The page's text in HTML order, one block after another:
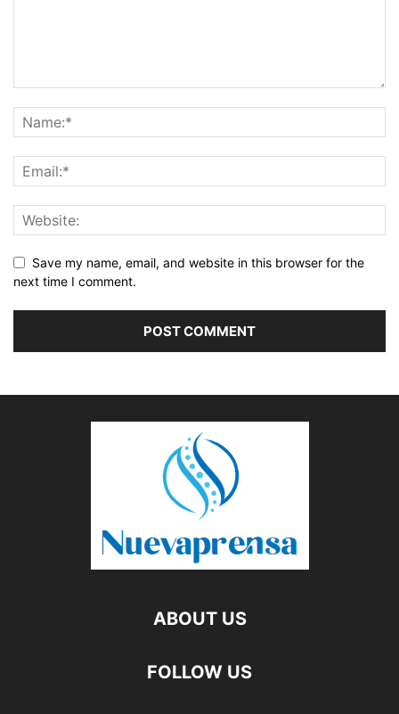
Save my name, email, and website in this browser for the
next time I comment.
ABOUT US
FOLLOW US